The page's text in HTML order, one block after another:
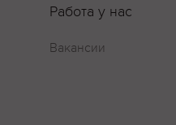
Работа у нас
Вакансии